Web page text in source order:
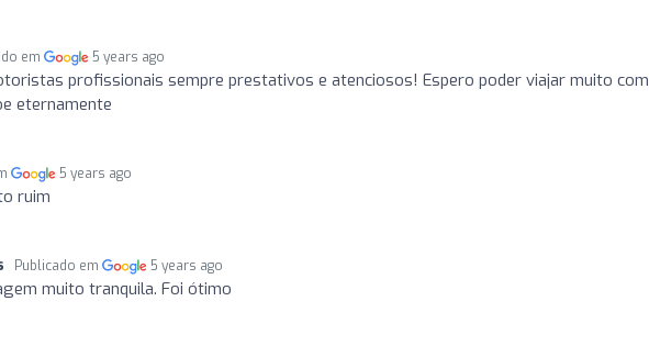
em 5 years ago
profissionais sempre prestativos e atenciosos! Espero poder viajar muito
eternamente
5 years ago
ruim
Publicado em 5 years ago
muito tranquila. Foi ótimo